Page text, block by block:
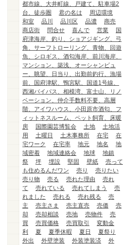
都市線、大井町線、戸建て、駐車場2
台、徒歩圏
君の名は
周辺環境
和室
品川 品川区 品濃
商売
商店街
問合せ 喜んで 営業
国
府津海岸、釣り、ショアジギング、弓
角、サーフトローリング、青物、回遊
魚、シロギス、酒匂海岸、前川海岸、
マンション、築浅、オーシャンビュ
ー、眺望、日当り、出勤前釣行、漁場
前、国府津駅、鴨宮駅、国道1号線、
西湘バイパス、相模湾、富士山、リノ
ベーション、仲介手数料不要、高層
階、アイワハウス、小田原市酒匂、フ
ィットネスルーム、ペット飼育、床暖
房
国際園芸博覧会 土地
土地活
用
土曜日 土木事務所 在宅
在
宅ワーク
在宅率 地元 地名
地
域密着
地域連絡会 地球
地鎮
祭
坪 埋設 堅固 壁紙
売って
も住めるんだワン
売り
売りたい
売り物
売る 売れた理由
売れ
て
売れている 売れてしまう
売
れました
売れる 売れ残る
売
主
売主さま 売主直売 売価
売
却
売却相談 売地 売物件
売
買
売買価格 売買取引
変動金
利
夏 夏季休暇 夏日
夏祭り
外出
外壁塗装 外装塗装済
外